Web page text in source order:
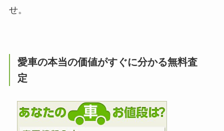
せ。
愛車の本当の価値がすぐに分かる無料査
定